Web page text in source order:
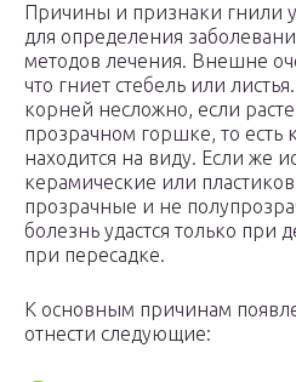
Причины и признаки гнили
для определения
методов лечения. Внешне
что гниет стебель или
корней несложно, если
прозрачном горшке, то есть
находится на виду. Если же
керамические или
прозрачные и не
болезнь удастся только при
при пересадке.
К основным причинам
отнести следующие: